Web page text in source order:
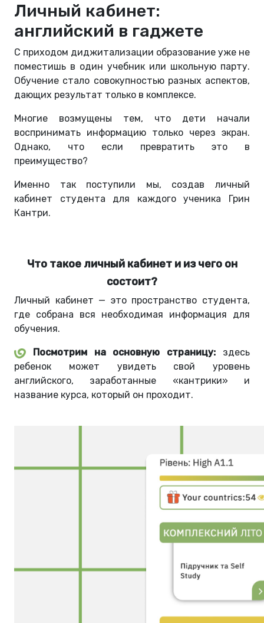
Личный кабинет:
английский в гаджете
С приходом диджитализации образование уже не
поместишь в один учебник или школьную парту.
Обучение стало совокупностью разных аспектов,
дающих результат только в комплексе.
Многие возмущены тем, что дети начали
воспринимать информацию только через экран.
Однако, что если превратить это в
преимущество?
Именно так поступили мы, создав личный
кабинет студента для каждого ученика Грин
Кантри.
Что такое личный кабинет и из чего он
состоит?
Личный кабинет — это пространство студента,
где собрана вся необходимая информация для
обучения.
Посмотрим на основную страницу: здесь
ребенок может увидеть свой уровень
английского, заработанные «кантрики» и
название курса, который он проходит.